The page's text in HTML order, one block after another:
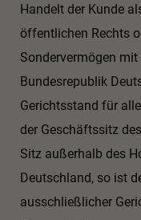
Handelt der Kunde
öffentlichen Rechts
Sondervermögen
Bundesrepublik
Gerichtsstand für
der Geschäftssitz
Sitz außerhalb des
Deutschland, so ist
ausschließlicher